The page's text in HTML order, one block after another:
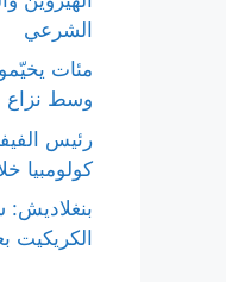
الشرعي
مئات
وسط نزاع
رئيس
كولومبيا
الكريكيت